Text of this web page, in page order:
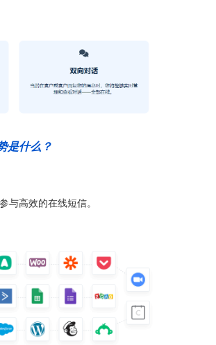
是什么？
与高效的在线短信。